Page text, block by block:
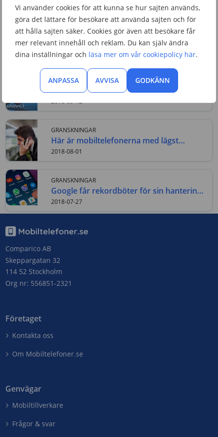
Vi använder cookies för att kunna se hur sajten används,
göra det lättare för besökare att använda sajten och för
att hålla sajten säker. Cookies gör även att besökare får
mer relevant innehåll och reklam. Du kan själv ändra
dina inställningar och läsa mer om vår cookiepolicy här.
ANPASSA AVVISA GODKÄNN
GRANSKNINGAR
Veckans mobilnyheter vecka 51
2018-12-21
GRANSKNINGAR
Avslöjandet: Huawei prestandafuskar i
testmiljö
2018-09-12
GRANSKNINGAR
Här är mobiltelefonerna med lägst
strålning
2018-08-01
GRANSKNINGAR
Google får rekordböter för sin hantering
av Android
2018-07-27
Comparico AB
Skeppargatan 32
114 52 Stockholm
Org nr: 556851-2321
Företaget
Kontakta oss
Om Mobiltelefoner.se
Genvägar
Mobiltillverkare
Frågor & svar